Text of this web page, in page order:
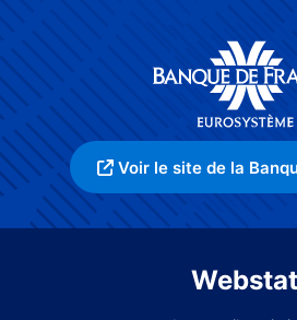
Voir le site de la
Webstat